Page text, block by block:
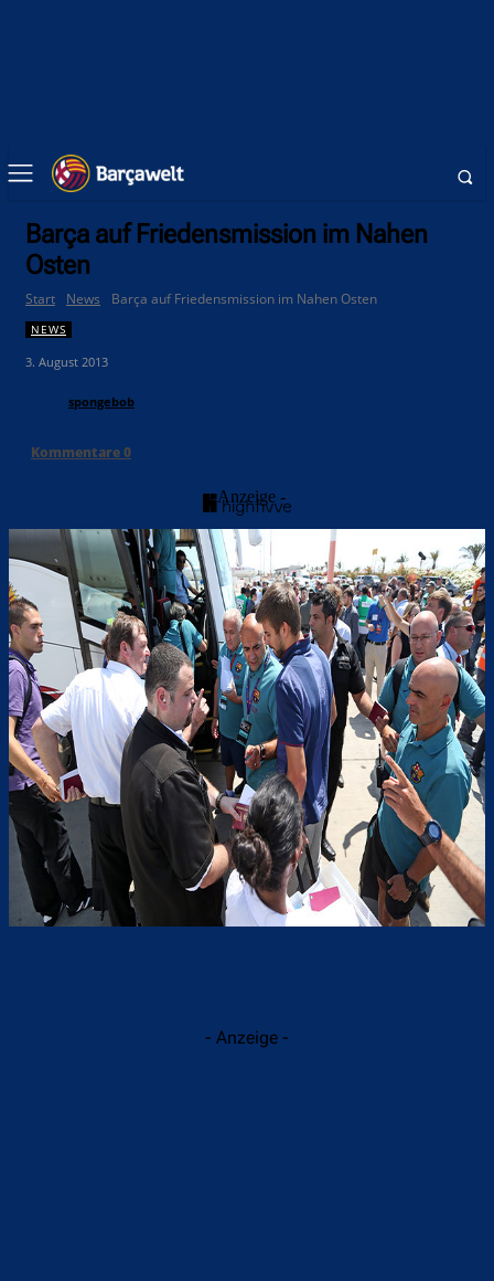
Barça auf Friedensmission im Nahen
Osten
Start News Barça auf Friedensmission im Nahen Osten
NEWS
3. August 2013
spongebob
Kommentare0
- Anzeige -
- Anzeige -